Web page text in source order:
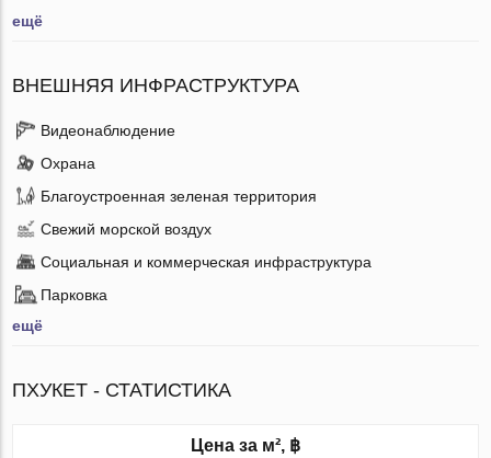
ещё
ВНЕШНЯЯ ИНФРАСТРУКТУРА
Видеонаблюдение
Охрана
Благоустроенная зеленая территория
Свежий морской воздух
Социальная и коммерческая инфраструктура
Парковка
ещё
ПХУКЕТ - СТАТИСТИКА
Цена за м², ฿